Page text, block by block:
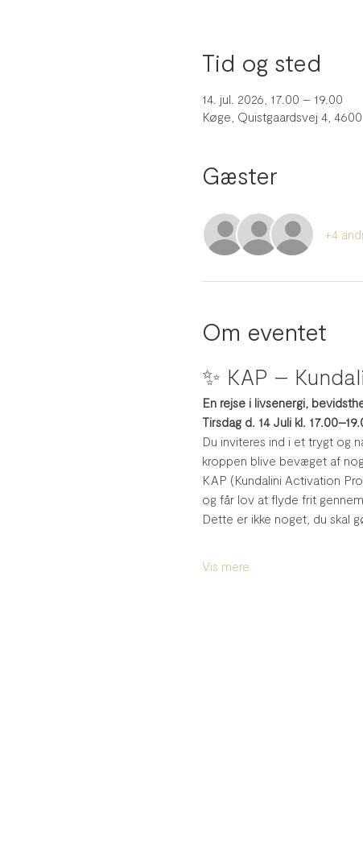
Tid og sted
14. jul. 2026, 17.00 – 19.00
Køge, Quistgaardsvej 4,
Gæster
+4
Om eventet
✨ KAP –
En rejse i livsenergi,
Tirsdag d. 14 Juli kl.
Du inviteres ind i et trygt og
kroppen blive bevæget af
KAP (Kundalini Activation
og får lov at flyde frit
Dette er ikke noget, du skal
Vis mere